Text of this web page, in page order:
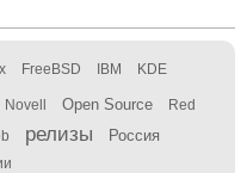
FreeBSD IBM KDE
Novell Open Source Red
релизы Россия